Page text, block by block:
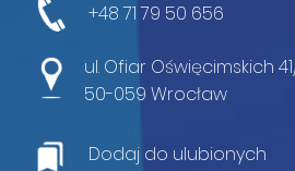
+48 71 79 50 656
ul. Ofiar Oświęcimskich
50-059 Wrocław
Dodaj do ulubionych